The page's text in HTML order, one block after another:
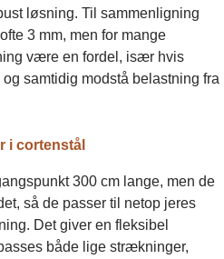
løsning. Til sammenligning
3 mm, men for mange
være en fordel, især hvis
samtidig modstå belastning fra
i cortenstål
300 cm lange, men de
så de passer til netop jeres
Det giver en fleksibel
både lige strækninger,